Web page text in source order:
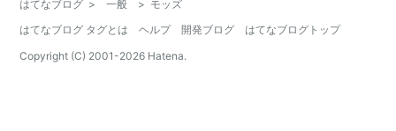
ス、キングスメン、ジェームス・ブラウン、ロネ
ッツ、ブッカー・T&ザ・MG's）
今回のゲストは40周年を迎える「モッズ・メーデー」の